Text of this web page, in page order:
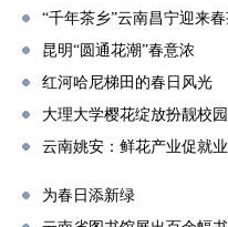
“千年茶乡”云南昌宁迎来
昆明“圆通花潮”春意浓
红河哈尼梯田的春日风光
大理大学樱花绽放扮靓校园
云南姚安：鲜花产业促就业
为春日添新绿